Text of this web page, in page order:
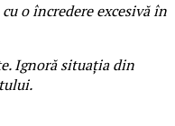
o încredere excesivă în
Ignoră situația din